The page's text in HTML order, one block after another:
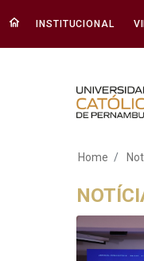
INSTITUCIONAL
Home